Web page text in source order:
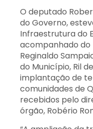
O deputado
do Governo,
Infraestrutura do
acompanhado do
Reginaldo
do Município, Ril
implantação de
comunidades de
recebidos pelo
órgão, Robério